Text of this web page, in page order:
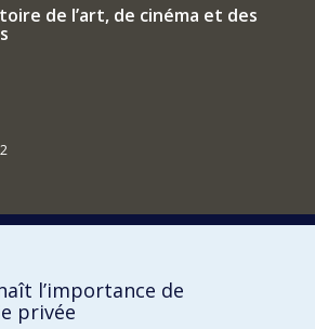
de l’art, de cinéma et des
l’importance de
privée